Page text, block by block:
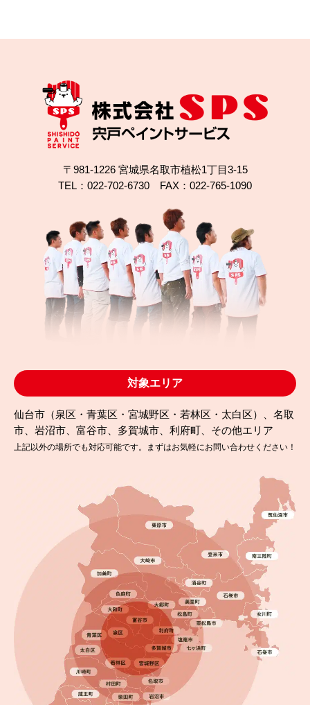
2025.10.04
ガルバリウム屋根は塗装できる？名取市植松の無機
塗装事例
完成日 2025.09.19
一条工務店の外壁塗装は必要？名取市で塗り替え工
事を行いました！
〒981-1226 宮城県名取市植松1丁目3-15
TEL：022-702-6730 FAX：022-765-1090
対象エリア
仙台市（泉区・青葉区・宮城野区・若林区・太白区）、名取
市、岩沼市、富谷市、多賀城市、利府町、その他エリア
上記以外の場所でも対応可能です。まずはお気軽にお問い合わせください！